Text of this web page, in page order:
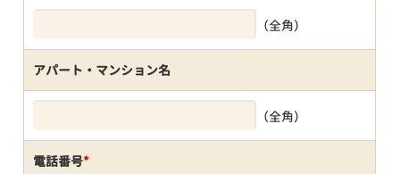
（全角）
アパート・マンション名
（全角）
電話番号*